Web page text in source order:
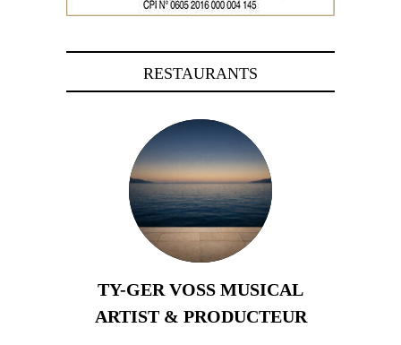
RESTAURANTS
TY-GER VOSS MUSICAL
ARTIST & PRODUCTEUR